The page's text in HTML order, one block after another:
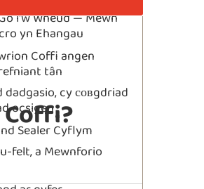
i'w Wneud — Mewn
yn Ehangau
Coffi angen
tân
cy совgdriad
ocsigen
Sealer Cyflym
felt, a Mewnforio